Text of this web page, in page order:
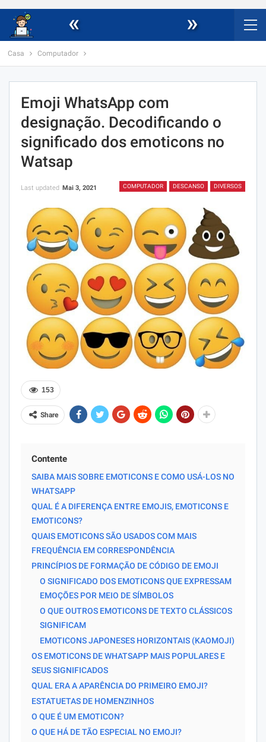
« »
Casa Computador
Emoji WhatsApp com
designação. Decodificando o
significado dos emoticons no
Watsap
COMPUTADOR DESCANSO DIVERSOS
Last updated Mai 3, 2021
153
Share
Contente
SAIBA MAIS SOBRE EMOTICONS E COMO USÁ-LOS NO
WHATSAPP
QUAL É A DIFERENÇA ENTRE EMOJIS, EMOTICONS E
EMOTICONS?
QUAIS EMOTICONS SÃO USADOS ​​COM MAIS
FREQUÊNCIA EM CORRESPONDÊNCIA
PRINCÍPIOS DE FORMAÇÃO DE CÓDIGO DE EMOJI
O SIGNIFICADO DOS EMOTICONS QUE EXPRESSAM
EMOÇÕES POR MEIO DE SÍMBOLOS
O QUE OUTROS EMOTICONS DE TEXTO CLÁSSICOS
SIGNIFICAM
EMOTICONS JAPONESES HORIZONTAIS (KAOMOJI)
OS EMOTICONS DE WHATSAPP MAIS POPULARES E
SEUS SIGNIFICADOS
QUAL ERA A APARÊNCIA DO PRIMEIRO EMOJI?
ESTATUETAS DE HOMENZINHOS
O QUE É UM EMOTICON?
O QUE HÁ DE TÃO ESPECIAL NO EMOJI?